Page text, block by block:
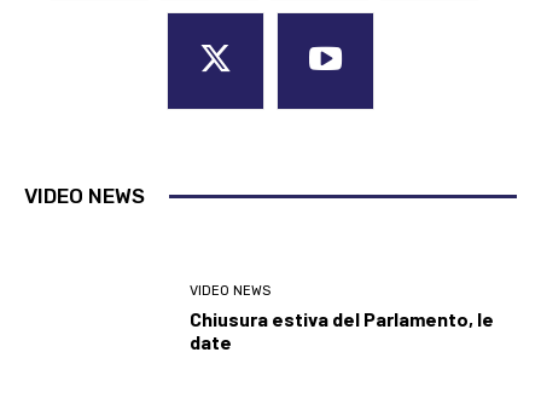
VIDEO NEWS
VIDEO NEWS
Chiusura estiva del Parlamento, le
date